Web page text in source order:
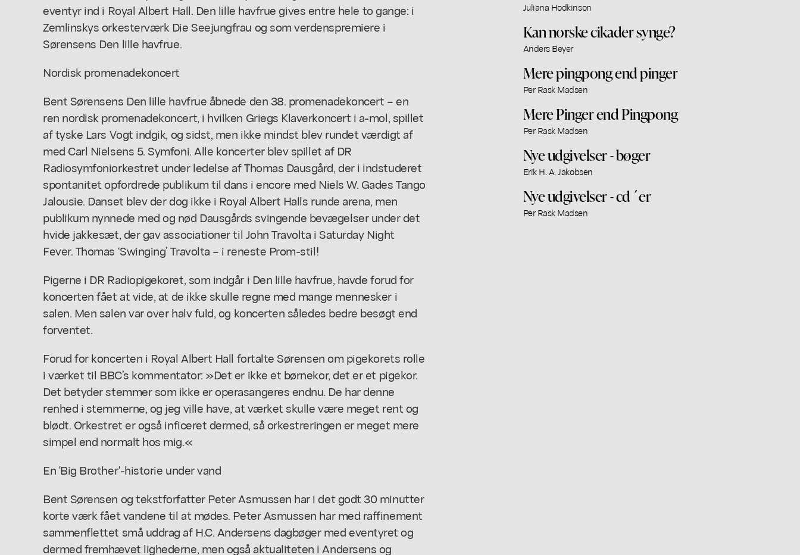
eventyr ind i Royal Albert Hall. Den lille havfruegives entre hele to gange: i
Zemlinskys orkesterværk Die Seejungfrau og som verdenspremiere i
Sørensens Den lille havfrue.
Nordisk promenadekoncert
Bent Sørensens Den lille havfrueåbnede den 38. promenadekoncert – en
ren nordisk promenadekoncert, i hvilken Griegs Klaverkoncert i a-mol, spillet
af tyske Lars Vogt indgik, og sidst, men ikke mindst blev rundet værdigt af
med Carl Nielsens 5. Symfoni. Alle koncerter blev spillet af DR
Radiosymfoniorkestret under ledelse af Thomas Dausgård, der i indstuderet
spontanitet opfordrede publikum til dans i encore med Niels W. Gades Tango
Jalousie. Danset blev der dog ikke i Royal Albert Halls runde arena, men
publikum nynnede med og nød Dausgårds svingende bevægelser under det
hvide jakkesæt, der gav associationer til John Travolta i Saturday Night
Fever. Thomas ‘Swinging’ Travolta – i reneste Prom-stil!
Pigerne i DR Radiopigekoret, som indgår i Den lille havfrue, havde forud for
koncerten fået at vide, at de ikke skulle regne med mange mennesker i
salen. Men salen var over halv fuld, og koncerten således bedre besøgt end
forventet.
Forud for koncerten i Royal Albert Hall fortalte Sørensen om pigekorets rolle
i værket til BBC’s kommentator: »Det er ikke et børnekor, det er et pigekor.
Det betyder stemmer som ikke er operasangeres endnu. De har denne
renhed i stemmerne, og jeg ville have, at værket skulle være meget rent og
blødt. Orkestret er også inficeret dermed, så orkestreringen er meget mere
simpel end normalt hos mig.«
En 'Big Brother'-historie under vand
Bent Sørensen og tekstforfatter Peter Asmussen har i det godt 30 minutter
korte værk fået vandene til at mødes. Peter Asmussen har med raffinement
sammenflettet små uddrag af H.C. Andersens dagbøger med eventyret og
dermed fremhævet lighederne, men også aktualiteten i Andersens og
Juliana Hodkinson
Kan norske cikader synge?
Anders Beyer
Mere pingpong end pinger
Per Rask Madsen
Mere Pinger end Pingpong
Per Rask Madsen
Nye udgivelser - bøger
Erik H. A. Jakobsen
Nye udgivelser - cd´er
Per Rask Madsen